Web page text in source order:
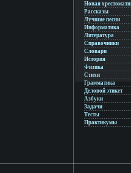
Новая
Рассказы
Лучшие песни
Информатика
Литература
Справочники
Словари
История
Физика
Стихи
Грамматика
Деловой этикет
Азбуки
Задачи
Тесты
Практикумы